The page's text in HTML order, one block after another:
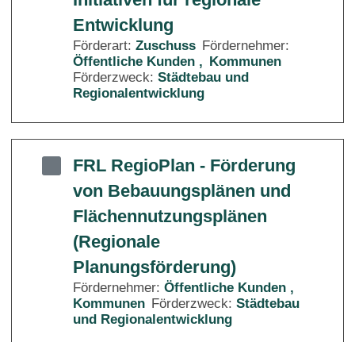
Entwicklung
Förderart: Zuschuss Fördernehmer:
Öffentliche Kunden
Kommunen
Förderzweck: Städtebau und
Regionalentwicklung
FRL RegioPlan - Förderung
von Bebauungsplänen und
Flächennutzungsplänen
(Regionale
Planungsförderung)
Fördernehmer: Öffentliche Kunden
Kommunen Förderzweck: Städtebau
und Regionalentwicklung